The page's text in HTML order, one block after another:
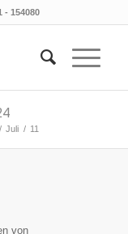
- 154080
/ Juli / 11
von